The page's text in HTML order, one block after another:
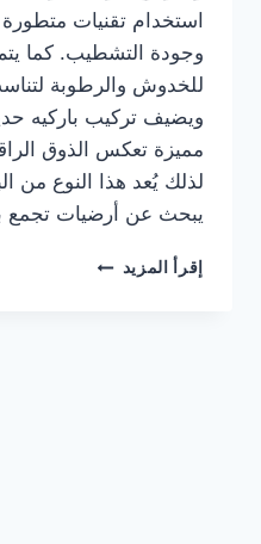
استخدام تقنيات
وجودة التشطيب. كما يتم
للخدوش والرطوبة
ويضيف تركيب باركيه
مميزة تعكس الذوق
لذلك يُعد هذا النوع من
يبحث عن أرضيات تجمع
إقرأ المزيد شركة